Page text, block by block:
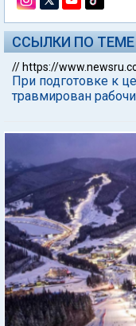
ССЫЛКИ ПО ТЕМЕ
// https://
При подготовке к
травмирован